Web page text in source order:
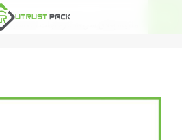
ماكينة إغلاق سريعة للزجاجات البلاستيكية